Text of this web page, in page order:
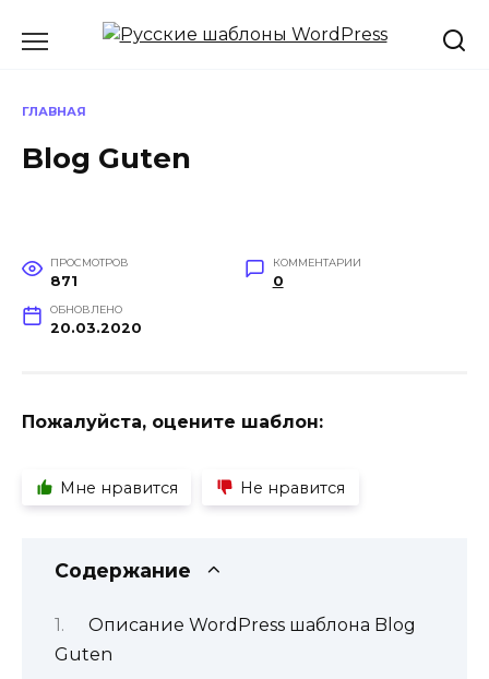
ГЛАВНАЯ
Blog Guten
ПРОСМОТРОВ
871
КОММЕНТАРИИ
0
ОБНОВЛЕНО
20.03.2020
Пожалуйста, оцените шаблон:
Мне нравится Не нравится
Содержание
Описание WordPress шаблона Blog
Guten